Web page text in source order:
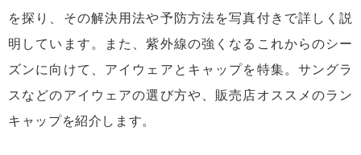
を探り、その解決用法や予防方法を写真付きで詳しく説
明しています。また、紫外線の強くなるこれからのシー
ズンに向けて、アイウェアとキャップを特集。サングラ
スなどのアイウェアの選び方や、販売店オススメのラン
キャップを紹介します。